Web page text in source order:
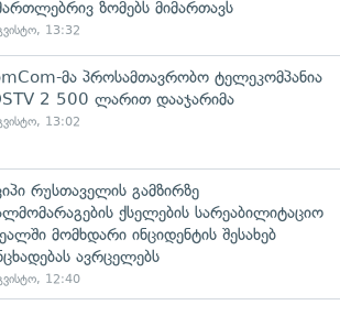
ზომებს მიმართავს
13:32
მა პროსამთავრობო ტელეკომპანია
2 500 ლარით დააჯარიმა
13:02
რუსთაველის გამზირზე
ქსელების სარეაბილიტაციო
მომხდარი ინციდენტის შესახებ
ავრცელებს
12:40